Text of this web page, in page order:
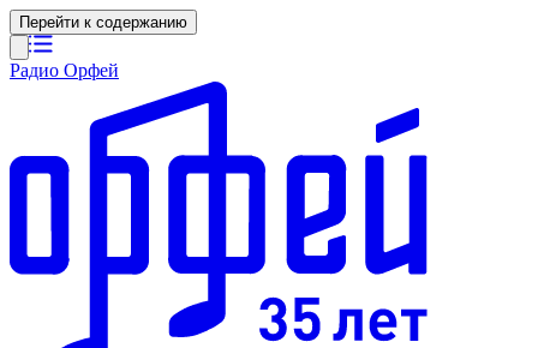
Перейти к содержанию
Радио Орфей